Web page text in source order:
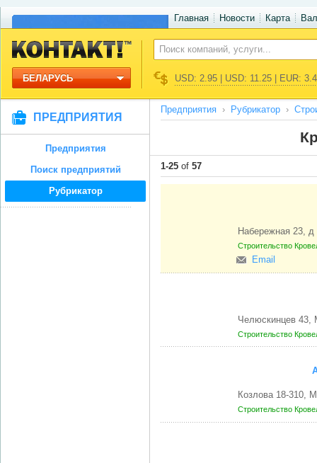
Главная Новости Карта
БЕЛАРУСЬ USD: 2.95 | USD: 11.25 | EUR:
ПРЕДПРИЯТИЯ
Предприятия
Поиск предприятий
Рубрикатор
Предприятия Рубрикатор
1-25 of 57
Набережная 23,
Строительство
Email
Челюскинцев
Строительство
Козлова 18-310,
Строительство